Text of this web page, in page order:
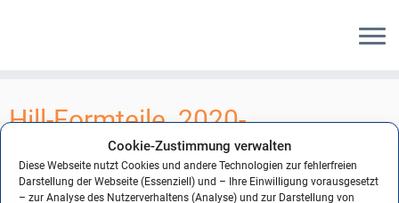
Cookie-Zustimmung verwalten
Diese Webseite nutzt Cookies und andere Technologien zur fehlerfreien
Darstellung der Webseite (Essenziell) und – Ihre Einwilligung vorausgesetzt
– zur Analyse des Nutzerverhaltens (Analyse) und zur Darstellung von
Inhalt
springen
Hill-Formteile_2020-
Formteile__70